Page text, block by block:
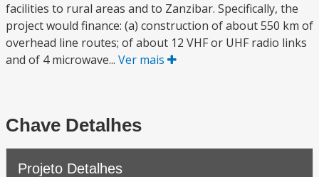
facilities to rural areas and to Zanzibar. Specifically, the
project would finance: (a) construction of about 550 km of
overhead line routes; of about 12 VHF or UHF radio links
and of 4 microwave... Ver mais
Chave Detalhes
Projeto Detalhes